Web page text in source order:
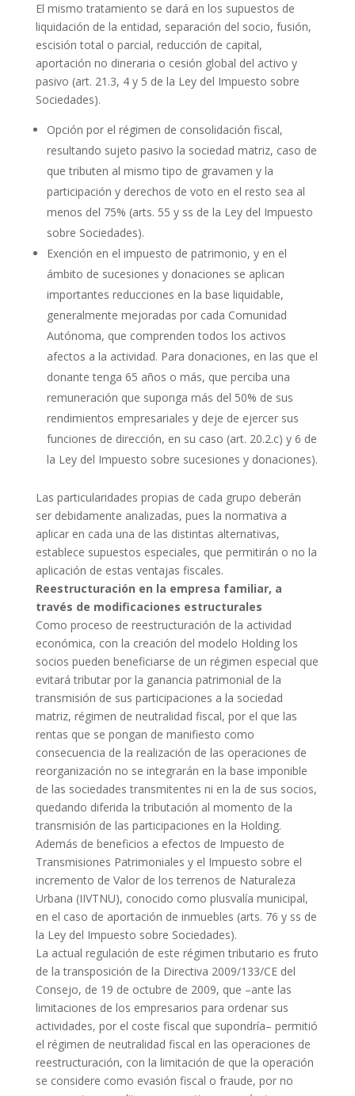
El mismo tratamiento se dará en los supuestos de
liquidación de la entidad, separación del socio, fusión,
escisión total o parcial, reducción de capital,
aportación no dineraria o cesión global del activo y
pasivo (art. 21.3, 4 y 5 de la Ley del Impuesto sobre
Sociedades).
Opción por el régimen de consolidación fiscal,
resultando sujeto pasivo la sociedad matriz, caso de
que tributen al mismo tipo de gravamen y la
participación y derechos de voto en el resto sea al
menos del 75% (arts. 55 y ss de la Ley del Impuesto
sobre Sociedades).
Exención en el impuesto de patrimonio, y en el
ámbito de sucesiones y donaciones se aplican
importantes reducciones en la base liquidable,
generalmente mejoradas por cada Comunidad
Autónoma, que comprenden todos los activos
afectos a la actividad. Para donaciones, en las que el
donante tenga 65 años o más, que perciba una
remuneración que suponga más del 50% de sus
rendimientos empresariales y deje de ejercer sus
funciones de dirección, en su caso (art. 20.2.c) y 6 de
la Ley del Impuesto sobre sucesiones y donaciones).
Las particularidades propias de cada grupo deberán
ser debidamente analizadas, pues la normativa a
aplicar en cada una de las distintas alternativas,
establece supuestos especiales, que permitirán o no la
aplicación de estas ventajas fiscales.
Reestructuración en la empresa familiar, a
través de modificaciones estructurales
Como proceso de reestructuración de la actividad
económica, con la creación del modelo Holding los
socios pueden beneficiarse de un régimen especial que
evitará tributar por la ganancia patrimonial de la
transmisión de sus participaciones a la sociedad
matriz, régimen de neutralidad fiscal, por el que las
rentas que se pongan de manifiesto como
consecuencia de la realización de las operaciones de
reorganización no se integrarán en la base imponible
de las sociedades transmitentes ni en la de sus socios,
quedando diferida la tributación al momento de la
transmisión de las participaciones en la Holding.
Además de beneficios a efectos de Impuesto de
Transmisiones Patrimoniales y el Impuesto sobre el
incremento de Valor de los terrenos de Naturaleza
Urbana (IIVTNU), conocido como plusvalía municipal,
en el caso de aportación de inmuebles (arts. 76 y ss de
la Ley del Impuesto sobre Sociedades).
La actual regulación de este régimen tributario es fruto
de la transposición de la Directiva 2009/133/CE del
Consejo, de 19 de octubre de 2009, que –ante las
limitaciones de los empresarios para ordenar sus
actividades, por el coste fiscal que supondría– permitió
el régimen de neutralidad fiscal en las operaciones de
reestructuración, con la limitación de que la operación
se considere como evasión fiscal o fraude, por no